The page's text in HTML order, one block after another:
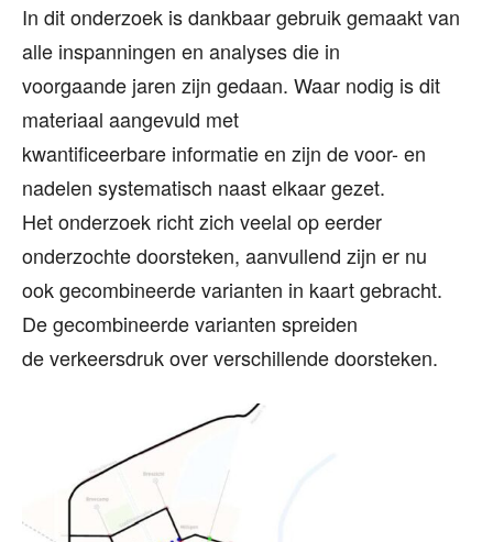
In dit onderzoek is dankbaar gebruik gemaakt van
alle inspanningen en analyses die in
voorgaande jaren zijn gedaan. Waar nodig is dit
materiaal aangevuld met
kwantificeerbare informatie en zijn de voor- en
nadelen systematisch naast elkaar gezet.
Het onderzoek richt zich veelal op eerder
onderzochte doorsteken, aanvullend zijn er nu
ook gecombineerde varianten in kaart gebracht.
De gecombineerde varianten spreiden
de verkeersdruk over verschillende doorsteken.